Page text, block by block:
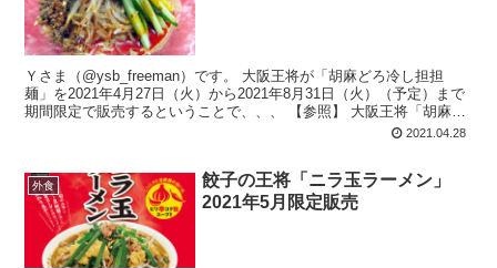
Ｙさま（@ysb_freeman）です。 大阪王将が「胡麻どろ冷し担担
麺」を2021年4月27日（火）から2021年8月31日（火）（予定）まで
期間限定で販売するということで、、、 【参照】 大阪王将「胡麻ど
2021.04.28
外食
餃子の王将「ニラ玉ラーメン」
2021年5月限定販売